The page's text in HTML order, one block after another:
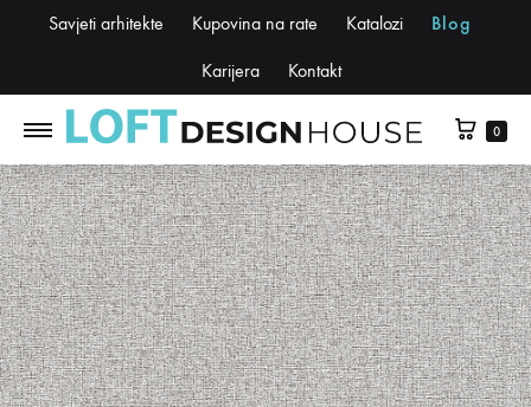
Savjeti arhitekte Kupovina na rate Katalozi Blog
Karijera Kontakt
0